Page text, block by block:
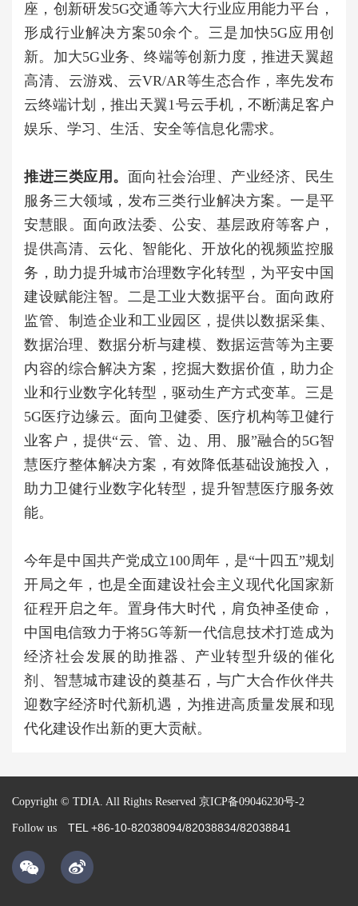
座，创新研发5G交通等六大行业应用能力平台，
形成行业解决方案50余个。三是加快5G应用创
新。加大5G业务、终端等创新力度，推进天翼超
高清、云游戏、云VR/AR等生态合作，率先发布
云终端计划，推出天翼1号云手机，不断满足客户
娱乐、学习、生活、安全等信息化需求。
推进三类应用。 面向社会治理、产业经济、民生
服务三大领域，发布三类行业解决方案。一是平
安慧眼。面向政法委、公安、基层政府等客户，
提供高清、云化、智能化、开放化的视频监控服
务，助力提升城市治理数字化转型，为平安中国
建设赋能注智。二是工业大数据平台。面向政府
监管、制造企业和工业园区，提供以数据采集、
数据治理、数据分析与建模、数据运营等为主要
内容的综合解决方案，挖掘大数据价值，助力企
业和行业数字化转型，驱动生产方式变革。三是
5G医疗边缘云。面向卫健委、医疗机构等卫健行
业客户，提供“云、管、边、用、服”融合的5G智
慧医疗整体解决方案，有效降低基础设施投入，
助力卫健行业数字化转型，提升智慧医疗服务效
能。
今年是中国共产党成立100周年，是“十四五”规划
开局之年，也是全面建设社会主义现代化国家新
征程开启之年。置身伟大时代，肩负神圣使命，
中国电信致力于将5G等新一代信息技术打造成为
经济社会发展的助推器、产业转型升级的催化
剂、智慧城市建设的奠基石，与广大合作伙伴共
迎数字经济时代新机遇，为推进高质量发展和现
代化建设作出新的更大贡献。
Copyright © TDIA. All Rights Reserved 京ICP备09046230号-2
Follow us TEL +86-10-82038094/82038834/82038841